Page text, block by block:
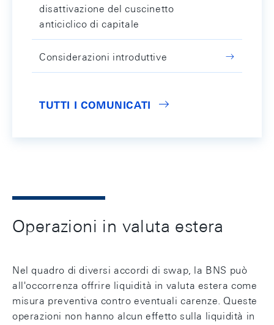
disattivazione del cuscinetto
anticiclico di capitale
Considerazioni introduttive
TUTTI I COMUNICATI
Operazioni in valuta estera
Nel quadro di diversi accordi di swap, la BNS può
all'occorrenza offrire liquidità in valuta estera come
misura preventiva contro eventuali carenze. Queste
operazioni non hanno alcun effetto sulla liquidità in